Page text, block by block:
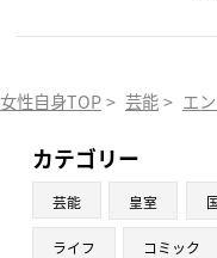
女性自身TOP > 芸能 > エ
カテゴリー
芸能 皇室
ライフ コミック